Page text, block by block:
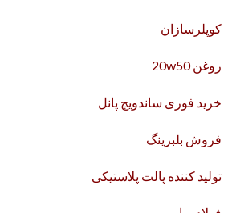
کوپلرسازان
روغن 20w50
خرید فوری ساندویچ پانل
فروش بلبرینگ
تولید کننده پالت پلاستیکی